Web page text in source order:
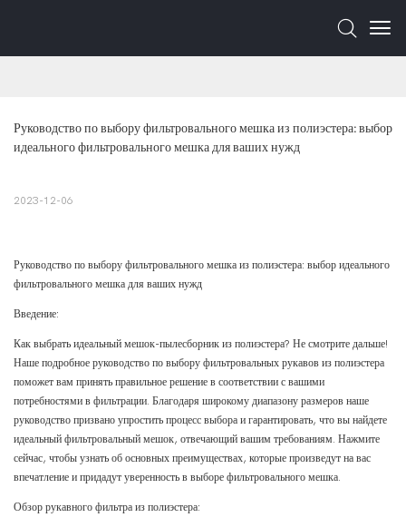
Руководство по выбору фильтровального мешка из полиэстера: выбор
идеального фильтровального мешка для ваших нужд
2023-12-06
Руководство по выбору фильтровального мешка из полиэстера: выбор идеального
фильтровального мешка для ваших нужд
Введение:
Как выбрать идеальный мешок-пылесборник из полиэстера? Не смотрите дальше!
Наше подробное руководство по выбору фильтровальных рукавов из полиэстера
поможет вам принять правильное решение в соответствии с вашими
потребностями в фильтрации. Благодаря широкому диапазону размеров наше
руководство призвано упростить процесс выбора и гарантировать, что вы найдете
идеальный фильтровальный мешок, отвечающий вашим требованиям. Нажмите
сейчас, чтобы узнать об основных преимуществах, которые произведут на вас
впечатление и придадут уверенность в выборе фильтровального мешка.
Обзор рукавного фильтра из полиэстера: